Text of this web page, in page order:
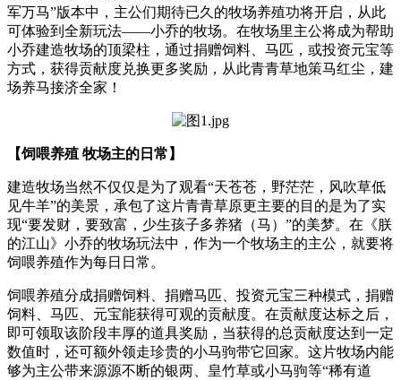
军万马”版本中，主公们期待已久的牧场养殖功将开启，从此
可体验到全新玩法——小乔的牧场。在牧场里主公将成为帮助
小乔建造牧场的顶梁柱，通过捐赠饲料、马匹，或投资元宝等
方式，获得贡献度兑换更多奖励，从此青青草地策马红尘，建
场养马接济全家！
【饲喂养殖 牧场主的日常】
建造牧场当然不仅仅是为了观看“天苍苍，野茫茫，风吹草低
见牛羊”的美景，承包了这片青青草原更主要的目的是为了实
现“要发财，要致富，少生孩子多养猪（马）”的美梦。在《朕
的江山》小乔的牧场玩法中，作为一个牧场主的主公，就要将
饲喂养殖作为每日日常。
饲喂养殖分成捐赠饲料、捐赠马匹、投资元宝三种模式，捐赠
饲料、马匹、元宝能获得可观的贡献度。在贡献度达标之后，
即可领取该阶段丰厚的道具奖励，当获得的总贡献度达到一定
数值时，还可额外领走珍贵的小马驹带它回家。这片牧场内能
够为主公带来源源不断的银两、皇竹草或小马驹等“稀有道